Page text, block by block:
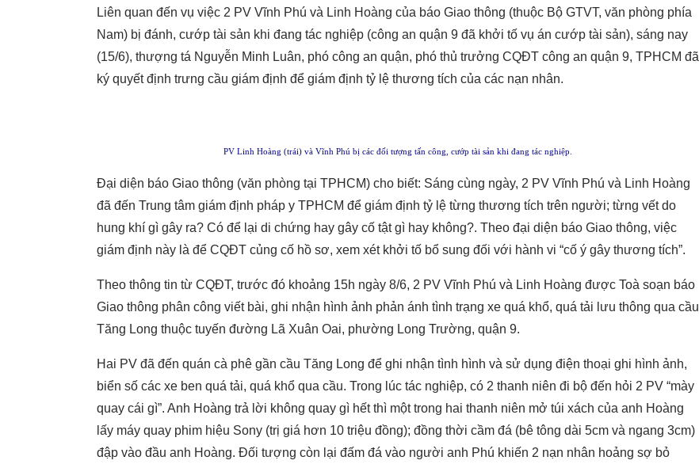
Liên quan đến vụ việc 2 PV Vĩnh Phú và Linh Hoàng của báo Giao thông (thuộc Bộ GTVT, văn phòng phía
Nam) bị đánh, cướp tài sản khi đang tác nghiệp (công an quận 9 đã khởi tố vụ án cướp tài sản), sáng nay
(15/6), thượng tá Nguyễn Minh Luân, phó công an quận, phó thủ trưởng CQĐT công an quận 9, TPHCM đã
ký quyết định trưng cầu giám định để giám định tỷ lệ thương tích của các nạn nhân.
PV Linh Hoàng (trái) và Vĩnh Phú bị các đối tượng tấn công, cướp tài sản khi đang tác nghiệp.
Đại diện báo Giao thông (văn phòng tại TPHCM) cho biết: Sáng cùng ngày, 2 PV Vĩnh Phú và Linh Hoàng
đã đến Trung tâm giám định pháp y TPHCM để giám định tỷ lệ từng thương tích trên người; từng vết do
hung khí gì gây ra? Có để lại di chứng hay gây cố tật gì hay không?. Theo đại diện báo Giao thông, việc
giám định này là để CQĐT củng cố hồ sơ, xem xét khởi tố bổ sung đối với hành vi “cố ý gây thương tích”.
Theo thông tin từ CQĐT, trước đó khoảng 15h ngày 8/6, 2 PV Vĩnh Phú và Linh Hoàng được Toà soạn báo
Giao thông phân công viết bài, ghi nhận hình ảnh phản ánh tình trạng xe quá khổ, quá tải lưu thông qua cầu
Tăng Long thuộc tuyến đường Lã Xuân Oai, phường Long Trường, quận 9.
Hai PV đã đến quán cà phê gần cầu Tăng Long để ghi nhận tình hình và sử dụng điện thoại ghi hình ảnh,
biển số các xe ben quá tải, quá khổ qua cầu. Trong lúc tác nghiệp, có 2 thanh niên đi bộ đến hỏi 2 PV “mày
quay cái gì”. Anh Hoàng trả lời không quay gì hết thì một trong hai thanh niên mở túi xách của anh Hoàng
lấy máy quay phim hiệu Sony (trị giá hơn 10 triệu đồng); đồng thời cầm đá (bê tông dài 5cm và ngang 3cm)
đập vào đầu anh Hoàng. Đối tượng còn lại đấm đá vào người anh Phú khiến 2 nạn nhân hoảng sợ bỏ